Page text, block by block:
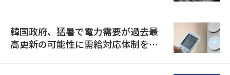
韓国政府、猛暑で電力需要が過去最
高更新の可能性に需給対応体制を点